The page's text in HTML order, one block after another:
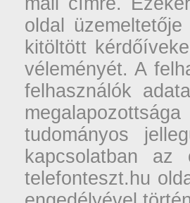
oldal
kitöltött
véleményét. A
felhasználók
tudományos
kapcsolatban az
telefonteszt.hu